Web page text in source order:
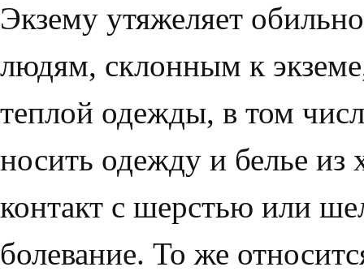
Экзему утяжеляет
людям, склонным к
теплой одежды, в том
носить одежду и белье
контакт с шерстью или
болевание. То же